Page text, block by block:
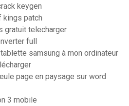
keygen
kings patch
gratuit telecharger
full
samsung à mon ordinateur
page en paysage sur word
3 mobile